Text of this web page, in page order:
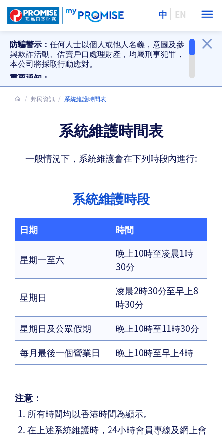
中 EN
防騙警示： 任何人士以個人或他人名義，意圖及參
與欺詐活動、借賣戶口處理財產，均屬刑事犯罪，
本公司將採取行動應對。
重要通知：
提防偽冒貸款推銷、偽冒還款要求及防騙警
示。詳情按此。
邦民資訊 系統維護時間表
系統維護時間表
一般情況下，系統維護會在下列時段內進行:
系統維護時段
日期 時間
星期一至六
晚上10時至凌晨1時
30分
星期日
凌晨2時30分至早上8
時30分
星期日及公眾假期
晚上10時至11時30分
每月最後一個營業日
晚上10時至早上4時
注意：
所有時間均以香港時間為顯示。
在上述系統維護時，24小時會員專線及網上會